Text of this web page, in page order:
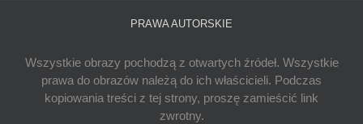
PRAWA AUTORSKIE
Wszystkie obrazy pochodzą z otwartych źródeł. Wszystkie
prawa do obrazów należą do ich właścicieli. Podczas
kopiowania treści z tej strony, proszę zamieścić link
zwrotny.